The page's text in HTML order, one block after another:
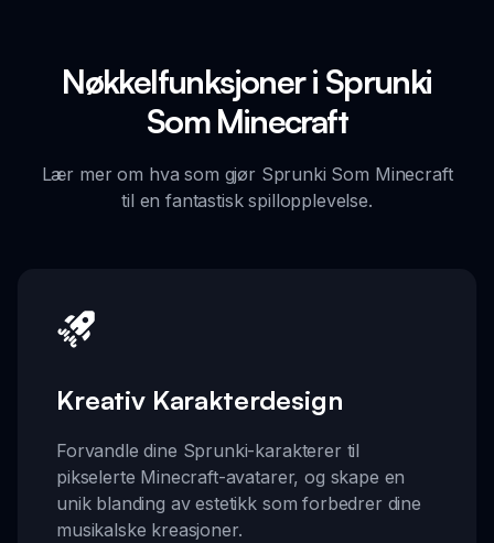
Nøkkelfunksjoner i Sprunki
Som Minecraft
Lær mer om hva som gjør Sprunki Som Minecraft
til en fantastisk spillopplevelse.
Kreativ Karakterdesign
Forvandle dine Sprunki-karakterer til
pikselerte Minecraft-avatarer, og skape en
unik blanding av estetikk som forbedrer dine
musikalske kreasjoner.